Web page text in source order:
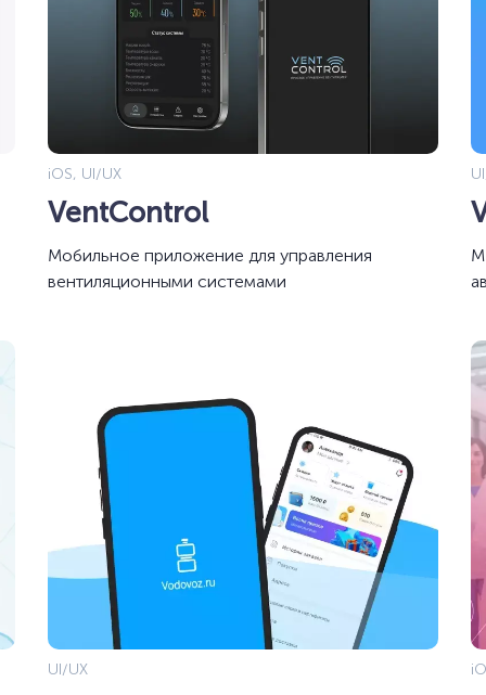
iOS, UI/UX
VentControl
Мобильное приложение для управления
вентиляционными системами
UI/UX